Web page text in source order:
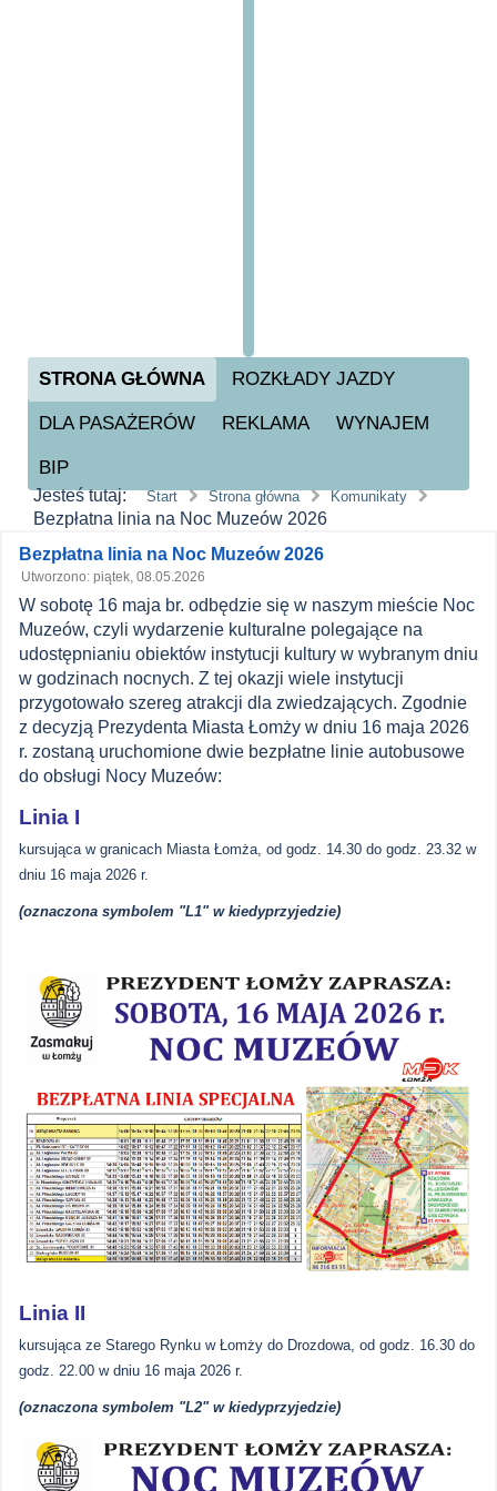
STRONA GŁÓWNA ROZKŁADY JAZDY
DLA PASAŻERÓW REKLAMA WYNAJEM
BIP
Jesteś tutaj: Start Strona główna Komunikaty
Bezpłatna linia na Noc Muzeów 2026
Zawartość
główna
MPK
Łomża
Bezpłatna linia na Noc Muzeów 2026
Utworzono: piątek, 08.05.2026
W sobotę 16 maja br. odbędzie się w naszym mieście Noc
Muzeów, czyli wydarzenie kulturalne polegające na
udostępnianiu obiektów instytucji kultury w wybranym dniu
w godzinach nocnych. Z tej okazji wiele instytucji
przygotowało szereg atrakcji dla zwiedzających. Zgodnie
z decyzją Prezydenta Miasta Łomży w dniu 16 maja 2026
r. zostaną uruchomione dwie bezpłatne linie autobusowe
do obsługi Nocy Muzeów:
Linia I
kursująca w granicach Miasta Łomża, od godz. 14.30 do godz. 23.32 w
dniu 16 maja 2026 r.
(oznaczona symbolem "L1" w kiedyprzyjedzie)
Linia II
kursująca ze Starego Rynku w Łomży do Drozdowa, od godz. 16.30 do
godz. 22.00 w dniu 16 maja 2026 r.
(oznaczona symbolem "L2" w kiedyprzyjedzie)